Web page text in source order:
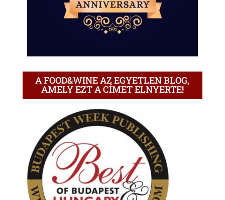
A FOOD&WINE AZ EGYETLEN BLOG,
AMELY EZT A CÍMET ELNYERTE!